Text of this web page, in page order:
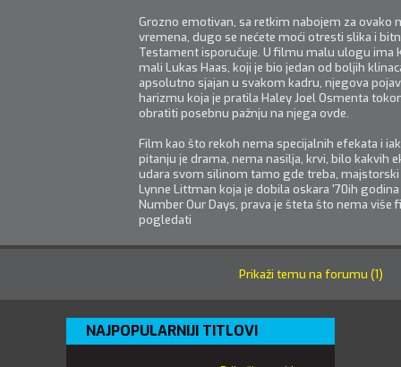
Grozno emotivan, sa retkim nabojem za ovako
vremena, dugo se nećete moći otresti slika i
Testament isporučuje. U filmu malu ulogu ima
mali Lukas Haas, koji je bio jedan od boljih
apsolutno sjajan u svakom kadru, njegova
harizmu koja je pratila Haley Joel Osmenta
obratiti posebnu pažnju na njega ovde.
Film kao što rekoh nema specijalnih efekata i
pitanju je drama, nema nasilja, krvi, bilo kakvih
udara svom silinom tamo gde treba,
Lynne Littman koja je dobila oskara '70ih
Number Our Days, prava je šteta što nema više
pogledati
Prikaži temu na forumu (1)
NAJPOPULARNIJI TITLOVI